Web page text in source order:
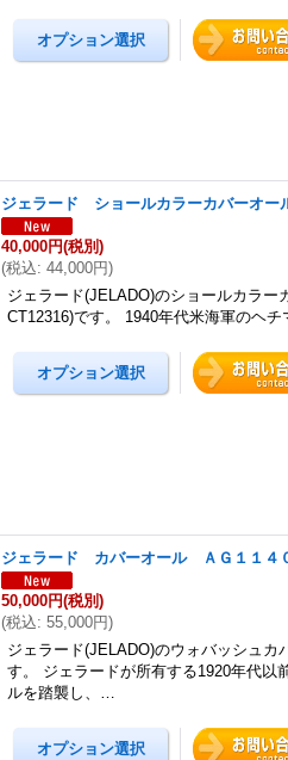
ジェラード ショールカラーカバーオ
40,000円(税別)
(税込: 44,000円)
ジェラード(JELADO)のショールカラー
CT12316)です。 1940年代米海軍のヘ
ジェラード カバーオール ＡＧ１１４
50,000円(税別)
(税込: 55,000円)
ジェラード(JELADO)のウォバッシュカ
す。 ジェラードが所有する1920年代以
ルを踏襲し、…